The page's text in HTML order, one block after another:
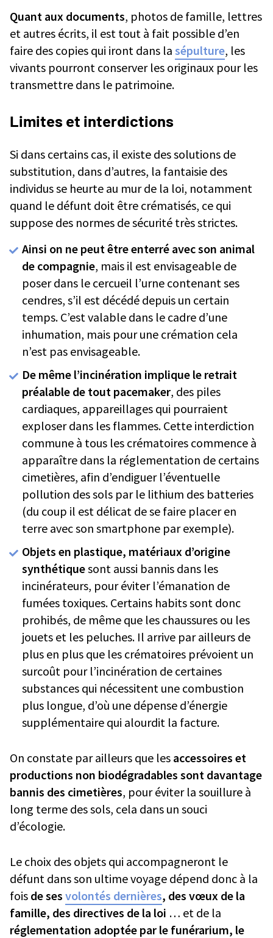
Quant aux documents, photos de famille, lettres
et autres écrits, il est tout à fait possible d’en
faire des copies qui iront dans la sépulture, les
vivants pourront conserver les originaux pour les
transmettre dans le patrimoine.
Limites et interdictions
Si dans certains cas, il existe des solutions de
substitution, dans d’autres, la fantaisie des
individus se heurte au mur de la loi, notamment
quand le défunt doit être crématisés, ce qui
suppose des normes de sécurité très strictes.
Ainsi on ne peut être enterré avec son animal
de compagnie, mais il est envisageable de
poser dans le cercueil l’urne contenant ses
cendres, s’il est décédé depuis un certain
temps. C’est valable dans le cadre d’une
inhumation, mais pour une crémation cela
n’est pas envisageable.
De même l’incinération implique le retrait
préalable de tout pacemaker, des piles
cardiaques, appareillages qui pourraient
exploser dans les flammes. Cette interdiction
commune à tous les crématoires commence à
apparaître dans la réglementation de certains
cimetières, afin d’endiguer l’éventuelle
pollution des sols par le lithium des batteries
(du coup il est délicat de se faire placer en
terre avec son smartphone par exemple).
Objets en plastique, matériaux d’origine
synthétiquesont aussi bannis dans les
incinérateurs, pour éviter l’émanation de
fumées toxiques. Certains habits sont donc
prohibés, de même que les chaussures ou les
jouets et les peluches. Il arrive par ailleurs de
plus en plus que les crématoires prévoient un
surcoût pour l’incinération de certaines
substances qui nécessitent une combustion
plus longue, d’où une dépense d’énergie
supplémentaire qui alourdit la facture.
On constate par ailleurs que les accessoires et
productions non biodégradables sont davantage
bannis des cimetières, pour éviter la souillure à
long terme des sols, cela dans un souci
d’écologie.
Le choix des objets qui accompagneront le
défunt dans son ultime voyage dépend donc à la
fois de ses volontés dernières, des vœux de la
famille, des directives de la loi … et de la
réglementation adoptée par le funérarium, le